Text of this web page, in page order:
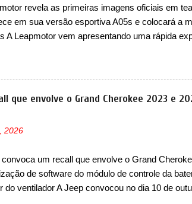
revela as primeiras imagens oficiais em
em sua versão esportiva A05s e colocará a
A Leapmotor vem apresentando uma rápida
compacto à sua linha. Posicionado entre o
imagens teaser do A05, que nas imagens
o A05s. Previsto para ser lançado ainda
colocará a Leapmotor para concorrer com
já visto por outros modelos da marca, em
vinculado ao SUV. Na dianteira, ele possui
com um pequeno prolongamento para as
que envolve o Grand Cherokee 2023 e
2026
um recall que envolve o Grand
de software do módulo de controle da
do ventilador A Jeep convocou no dia 10 de